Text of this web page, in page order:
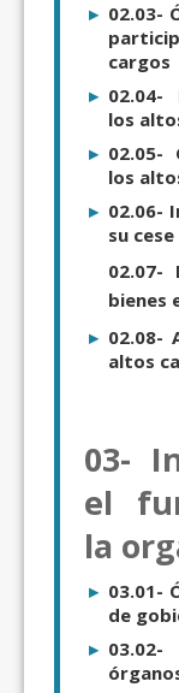
02.03-
cargos
02.04-
los
02.05-
los
02.06-
su
02.07-
bienes
02.08-
altos
03-
el
la
03.01-
de